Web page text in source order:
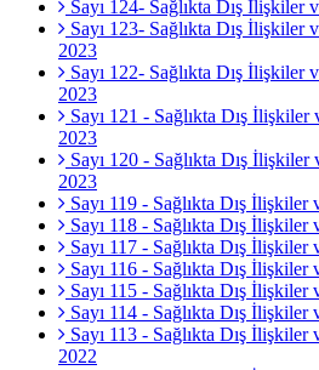
Sayı 124- Sağlıkta Dış
Sayı 123- Sağlıkta Dış
2023
Sayı 122- Sağlıkta Dış
2023
Sayı 121 - Sağlıkta Dış
2023
Sayı 120 - Sağlıkta Dış
2023
Sayı 119 - Sağlıkta Dış
Sayı 118 - Sağlıkta Dış
Sayı 117 - Sağlıkta Dış
Sayı 116 - Sağlıkta Dış
Sayı 115 - Sağlıkta Dış
Sayı 114 - Sağlıkta Dış
Sayı 113 - Sağlıkta Dış
2022